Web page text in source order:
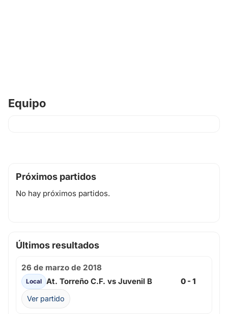
Equipo
Próximos partidos
No hay próximos partidos.
Últimos resultados
26 de marzo de 2018
Local At. Torreño C.F. vs Juvenil B 0 - 1
Ver partido